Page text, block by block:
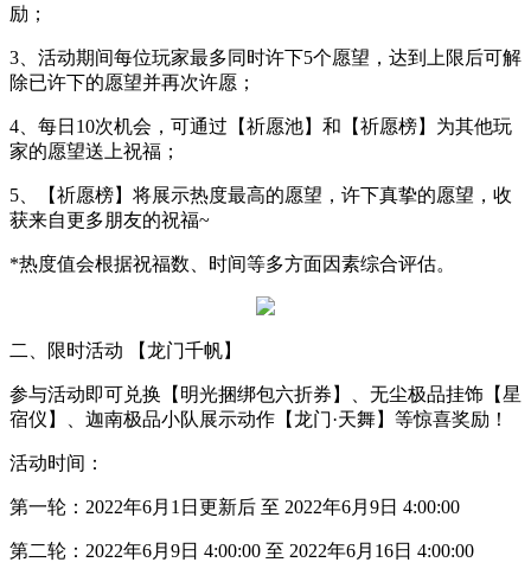
励；
3 、活动期间每位玩家最多同时许下5个愿望，达到上限后可解
除已许下的愿望并再次许愿；
4 、每日 10次机会，可通过【祈愿池】和【祈愿榜】为其他玩
家的愿望送上祝福；
5 、【祈愿榜】将展示热度最高的愿望，许下真挚的愿望，收
获来自更多朋友的祝福~
*热度值会根据祝福数、时间等多方面因素综合评估。
二、限时活动 【龙门千帆】
参与活动即可兑换【明光捆绑包六折券】、无尘极品挂饰【星
宿仪】、迦南极品小队展示动作【龙门·天舞】等惊喜奖励！
活动时间：
第一轮： 2022年6月 1 日更新后 至 2022年6月 9日 4:00:00
第二轮： 2022年6月 9日 4:00:00 至 2022年6月 16日 4:00:00